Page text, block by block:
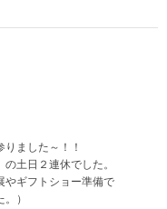
ました～！！
土日２連休でした。
やギフトショー準備で
）